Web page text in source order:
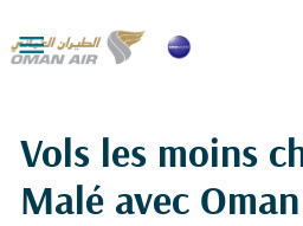

Vols les moins
Malé avec